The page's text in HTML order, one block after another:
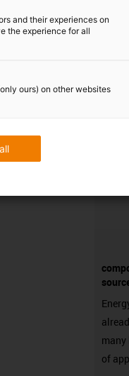
big
min.
of
and their experiences on
the experience for all
ours) on other websites